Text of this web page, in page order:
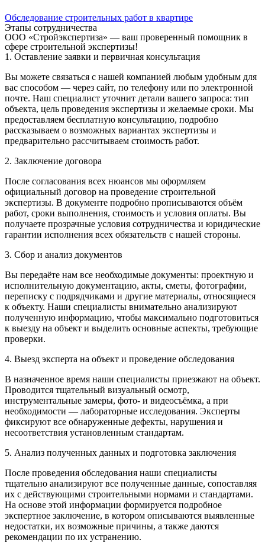
Обследование строительных работ в квартире
Этапы сотрудничества
ООО «Стройэкспертиза» — ваш проверенный помощник в
сфере строительной экспертизы!
1. Оставление заявки и первичная консультация
Вы можете связаться с нашей компанией любым удобным для
вас способом — через сайт, по телефону или по электронной
почте. Наш специалист уточнит детали вашего запроса: тип
объекта, цель проведения экспертизы и желаемые сроки. Мы
предоставляем бесплатную консультацию, подробно
рассказываем о возможных вариантах экспертизы и
предварительно рассчитываем стоимость работ.
2. Заключение договора
После согласования всех нюансов мы оформляем
официальный договор на проведение строительной
экспертизы. В документе подробно прописываются объём
работ, сроки выполнения, стоимость и условия оплаты. Вы
получаете прозрачные условия сотрудничества и юридические
гарантии исполнения всех обязательств с нашей стороны.
3. Сбор и анализ документов
Вы передаёте нам все необходимые документы: проектную и
исполнительную документацию, акты, сметы, фотографии,
переписку с подрядчиками и другие материалы, относящиеся
к объекту. Наши специалисты внимательно анализируют
полученную информацию, чтобы максимально подготовиться
к выезду на объект и выделить основные аспекты, требующие
проверки.
4. Выезд эксперта на объект и проведение обследования
В назначенное время наши специалисты приезжают на объект.
Проводится тщательный визуальный осмотр,
инструментальные замеры, фото- и видеосъёмка, а при
необходимости — лабораторные исследования. Эксперты
фиксируют все обнаруженные дефекты, нарушения и
несоответствия установленным стандартам.
5. Анализ полученных данных и подготовка заключения
После проведения обследования наши специалисты
тщательно анализируют все полученные данные, сопоставляя
их с действующими строительными нормами и стандартами.
На основе этой информации формируется подробное
экспертное заключение, в котором описываются выявленные
недостатки, их возможные причины, а также даются
рекомендации по их устранению.